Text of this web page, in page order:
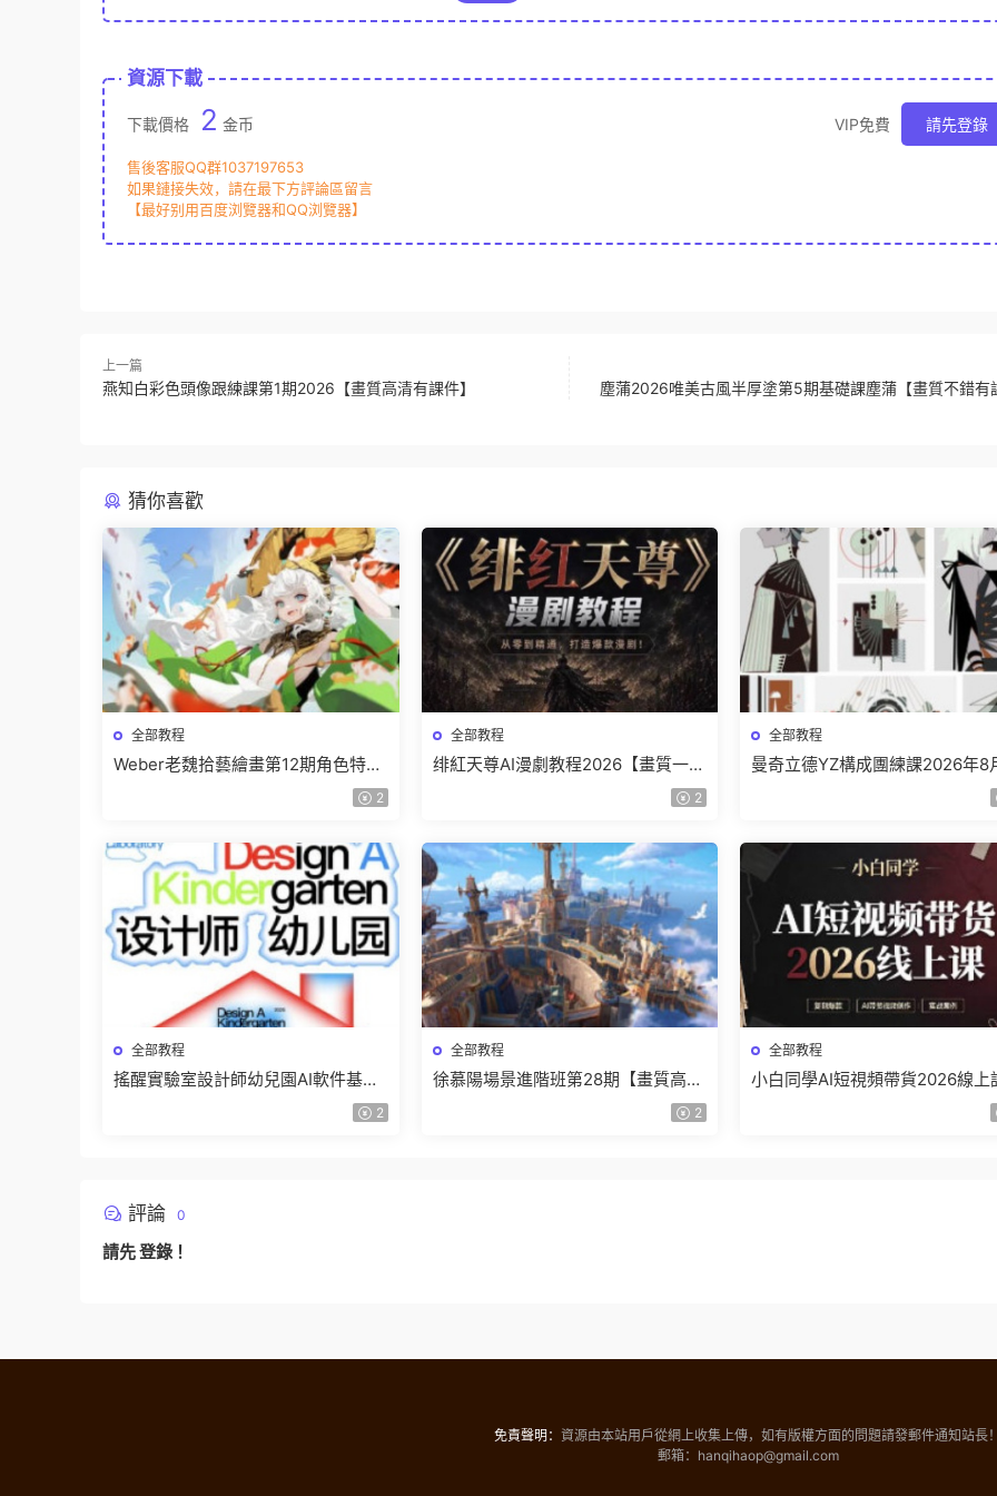
資源下載
下載價格 2 金币 VIP免費 請先登錄
售後客服QQ群1037197653
如果鏈接失效，請在最下方評論區留言
【最好别用百度浏覽器和QQ浏覽器】
上一篇
燕知白彩色頭像跟練課第1期2026【畫質高清有課件】 塵蒲2026唯美古風半厚塗第5期基礎課塵蒲【畫質不錯有
猜你喜歡
全部教程
Weber老魏拾藝繪畫第12期角色特訓
2
全部教程
绯紅天尊AI漫劇教程2026【畫質一般
2
全部教程
曼奇立德YZ構成團練課2026年8
全部教程
搖醒實驗室設計師幼兒園AI軟件基礎
2
全部教程
徐慕陽場景進階班第28期【畫質高清
2
全部教程
小白同學AI短視頻帶貨2026線上
評論 0
請先登錄 ！
免責聲明： 資源由本站用戶從網上收集上傳，如有版權方面的問題請發郵件通知站長
郵箱：hanqihaop@gmail.com